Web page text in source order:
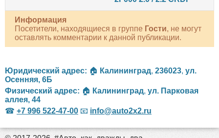
Информация
Посетители, находящиеся в группе Гости, не могут
оставлять комментарии к данной публикации.
Юридический адрес: 🏠 Калининград, 236023, ул.
Осенняя, 6Б
Физический адрес: 🏠 Калининград, ул. Парковая
аллея, 44
☎ +7 996 522-47-00 📧 info@auto2x2.ru